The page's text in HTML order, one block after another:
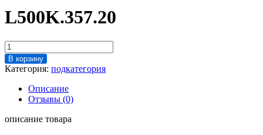
L500K.357.20
Количество
товара
L500K.357.20
В корзину
Категория: подкатегория
Описание
Отзывы (0)
описание товара